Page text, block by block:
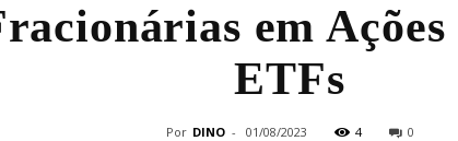
em Ações
ETFs
Por DINO - 01/08/2023 4 0